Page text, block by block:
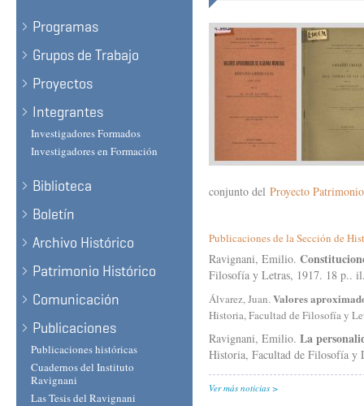
Programas
Grupos de Trabajo
Proyectos
Integrantes
Investigadores Formados
Investigadores en Formación
Biblioteca
Boletín
Archivo Histórico
Patrimonio Histórico
Comunicación
Publicaciones
Publicaciones históricas
Cuadernos del Instituto
Ravignani
Las Tesis del Ravignani
conjunto del Proyecto
Publicaciones de la Sección de
Ravignani, Emilio.
Filosofía y Letras, 1917. 18 p..
Álvarez, Juan.Valores
Historia, Facultad de Filosofía y
Ravignani, Emilio. La
Historia, Facultad de Filosofía y
Ver más noticias